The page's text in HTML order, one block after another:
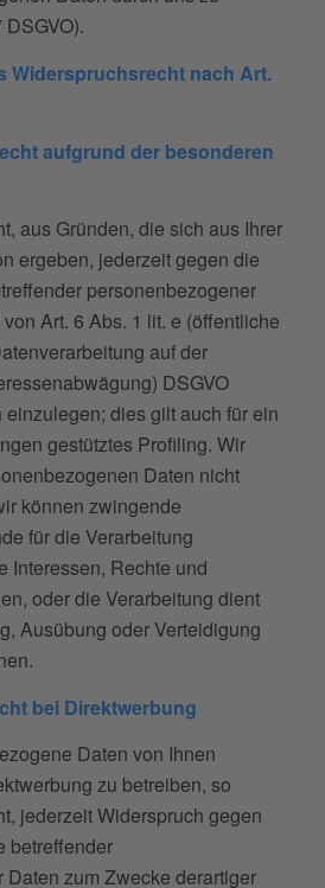
Widerspruchsrecht nach Art.
aufgrund der besonderen
aus Gründen, die sich aus Ihrer
ergeben, jederzeit gegen die
personenbezogener
Art. 6 Abs. 1 lit. e (öffentliche
auf der
DSGVO
dies gilt auch für ein
gestütztes Profiling. Wir
Daten nicht
können zwingende
für die Verarbeitung
Interessen, Rechte und
oder die Verarbeitung dient
Ausübung oder Verteidigung
bei Direktwerbung
Daten von Ihnen
zu betreiben, so
jederzeit Widerspruch gegen
betreffender
zum Zwecke derartiger